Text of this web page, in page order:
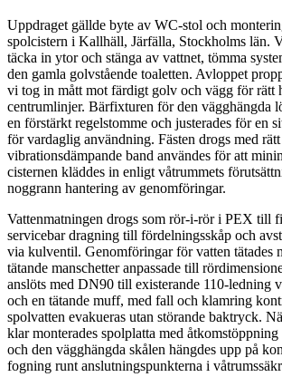
Uppdraget gällde byte av WC-stol och
spolcistern i Kallhäll, Järfälla, Stockholms län.
täcka in ytor och stänga av vattnet, tömma
den gamla golvstående toaletten. Avloppet
vi tog in mått mot färdigt golv och vägg för rätt
centrumlinjer. Bärfixturen för den vägghängda
en förstärkt regelstomme och justerades för en
för vardaglig användning. Fästen drogs med
vibrationsdämpande band användes för att
cisternen kläddes in enligt våtrummets
noggrann hantering av genomföringar.
Vattenmatningen drogs som rör‑i‑rör i PEX till
servicebar dragning till fördelningsskåp och
via kulventil. Genomföringar för vatten tätades
tätande manschetter anpassade till
anslöts med DN90 till existerande 110‑ledning
och en tätande muff, med fall och klamring
spolvatten evakueras utan störande baktryck.
klar monterades spolplatta med
och den vägghängda skålen hängdes upp på
fogning runt anslutningspunkterna i